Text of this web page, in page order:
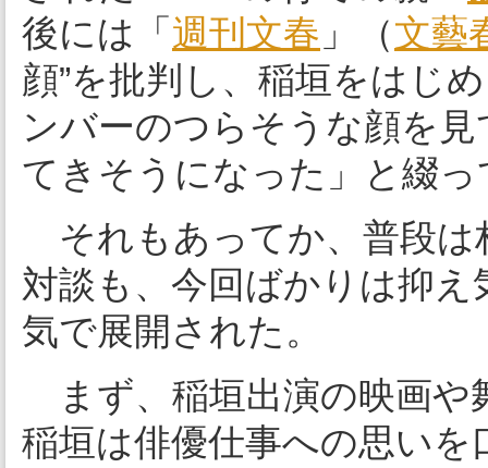
後には「 週刊文春 」（文藝
顔”を批判し、稲垣をはじ
ンバーのつらそうな顔を
てきそうになった」と綴
それもあってか、普段は
対談も、今回ばかりは抑
気で展開された。
まず、稲垣出演の映画や
稲垣は俳優仕事への思いを